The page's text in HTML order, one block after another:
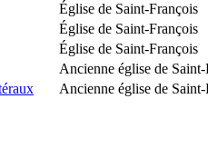
Église de Saint-François
Église de Saint-François
Église de Saint-François
Ancienne église de Saint-
Ancienne église de Saint-